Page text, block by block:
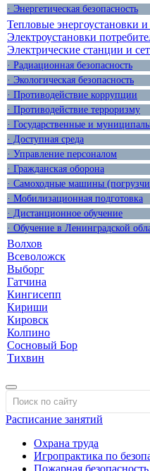
· Энергетическая безопасность
Тепловые энергоустановки и
Электроустановки
Электрические станции и
· Радиационная безопасность
· Экологическая безопасность
· Противодействие коррупции
· Противодействие терроризму
· Государственные и
· Доступная среда
· Управление персоналом
· Гражданская оборона
· Самоходные машины
· Мобилизационная подготовка
· Дистанционное обучение
· Обучение в Ленинградской
Волхов
Всеволожск
Выборг
Гатчина
Кингисепп
Кириши
Кировск
Колпино
Сосновый Бор
Тихвин
Расписание занятий
Охрана труда
Игропрактика по
Пожарная безопасность